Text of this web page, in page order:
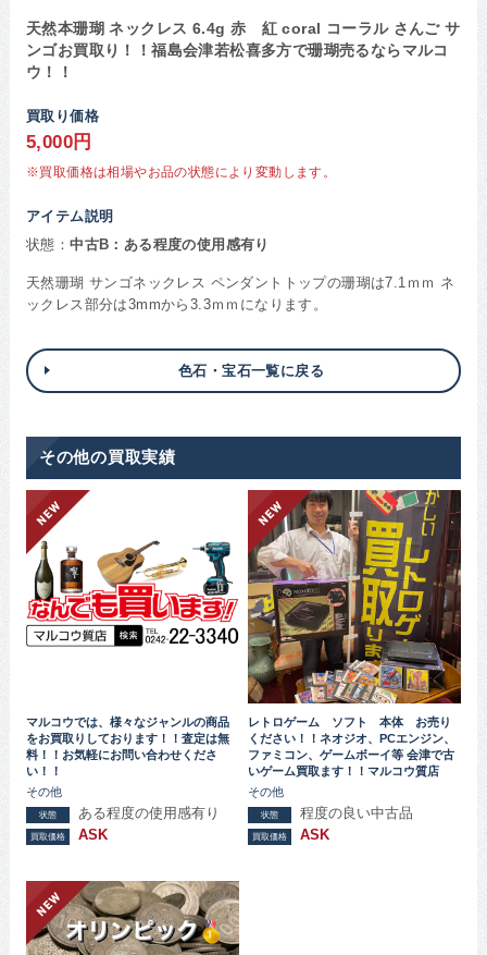
天然本珊瑚 ネックレス 6.4g 赤 紅 coral コーラル さんご サ
ンゴお買取り！！福島会津若松喜多方で珊瑚売るならマルコ
ウ！！
買取り価格
5,000円
※買取価格は相場やお品の状態により変動します。
アイテム説明
状態：中古B：ある程度の使用感有り
天然珊瑚 サンゴネックレス ペンダントトップの珊瑚は7.1ｍｍ ネ
ックレス部分は3mmから3.3ｍｍになります。
色石・宝石一覧に戻る
その他の買取実績
マルコウでは、様々なジャンルの商品
をお買取りしております！！査定は無
料！！お気軽にお問い合わせくださ
い！！
その他
状態 ある程度の使用感有り
買取価格 ASK
レトロゲーム ソフト 本体 お売り
ください！！ネオジオ、PCエンジン、
ファミコン、ゲームボーイ等 会津で古
いゲーム買取ます！！マルコウ質店
その他
状態 程度の良い中古品
買取価格 ASK